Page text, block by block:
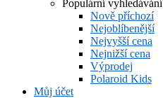
Populární vyhledávání
Nově příchozí
Nejoblíbenější
Nejvyšší cena
Nejnižší cena
Výprodej
Polaroid Kids
Můj účet